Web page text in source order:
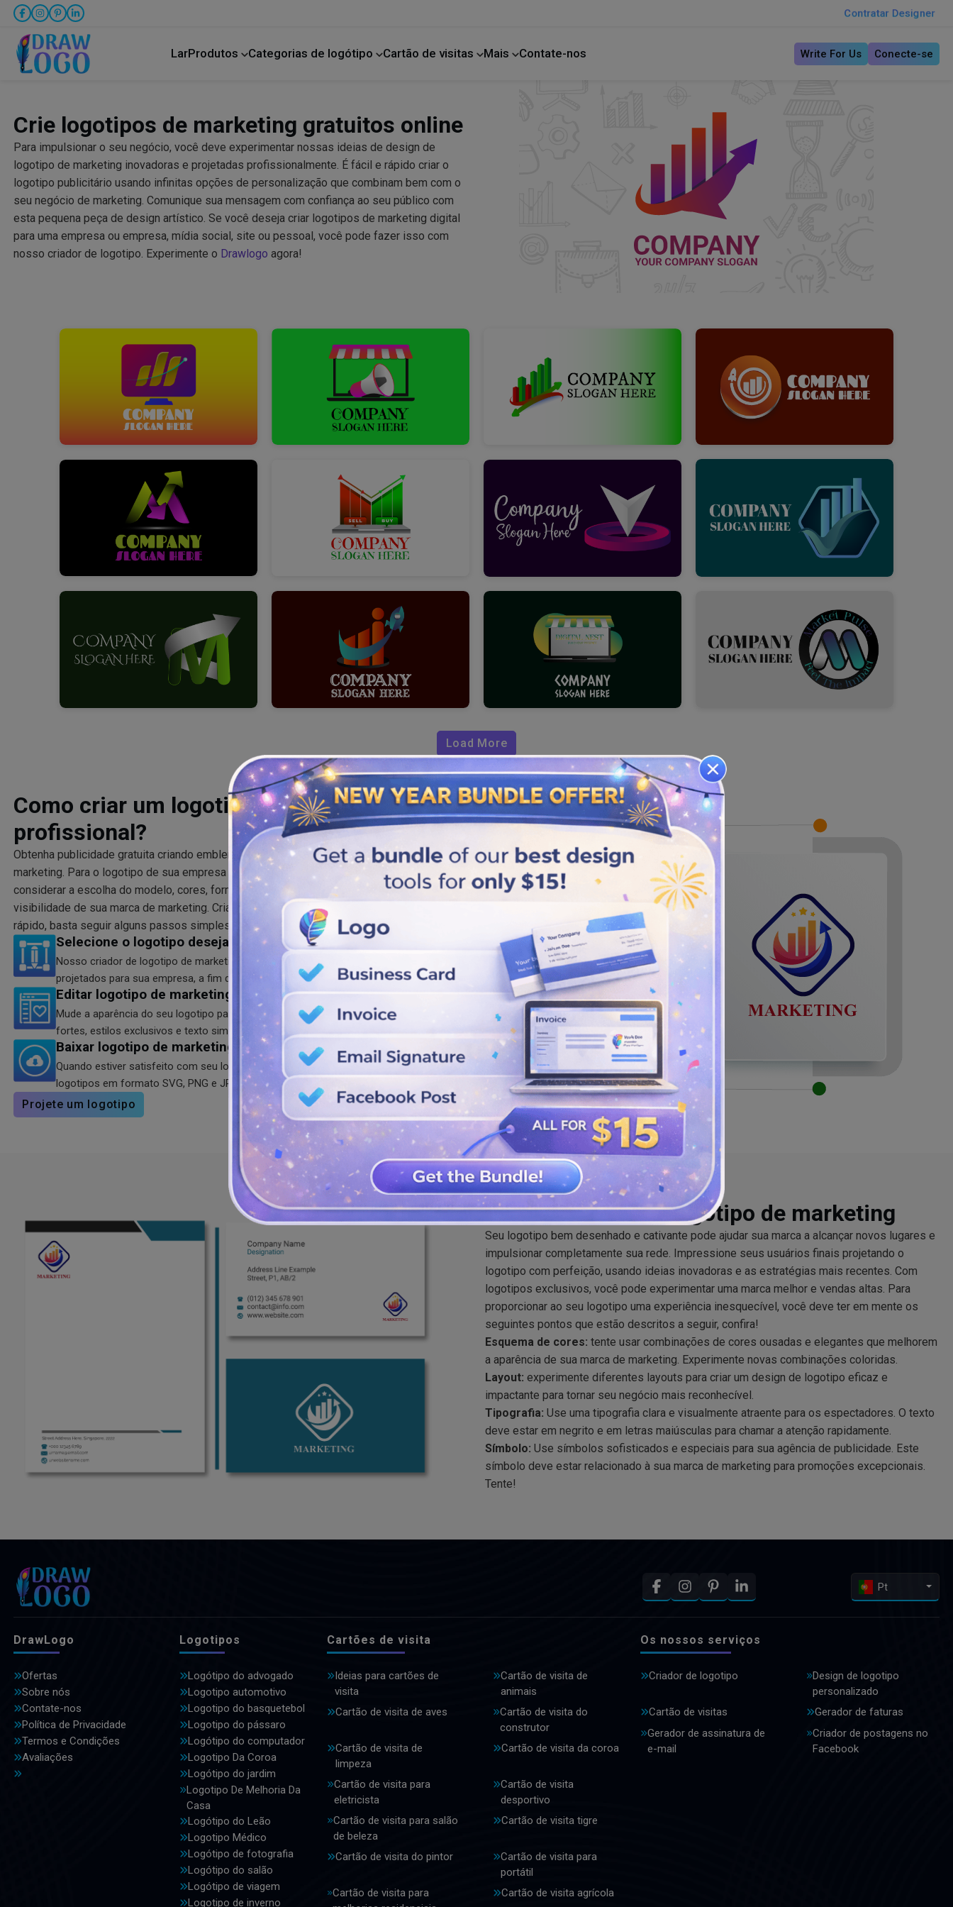
Contratar Designer
LarProdutos Categorias de logótipo Cartão de visitas Mais Contate-nos Write For Us Conecte-se
Crie logotipos de marketing gratuitos online
Para impulsionar o seu negócio, você deve experimentar nossas ideias de design de
logotipo de marketing inovadoras e projetadas profissionalmente. É fácil e rápido criar o
logotipo publicitário usando infinitas opções de personalização que combinam bem com o
seu negócio de marketing. Comunique sua mensagem com confiança ao seu público com
esta pequena peça de design artístico. Se você deseja criar logotipos de marketing digital
para uma empresa ou empresa, mídia social, site ou pessoal, você pode fazer isso com
nosso criador de logotipo. Experimente o Drawlogo agora!
Load More
Como criar um logotipo de marketing
profissional?
Obtenha publicidade gratuita criando emblemas com nosso criador de logotipode
marketing. Para o logotipo de sua empresa de marketing e publicidade, você deve
considerar a escolha do modelo, cores, formas, texto e ícones perfeitos para aumentar a
visibilidade de sua marca de marketing. Criar um logotipo com nossa ferramenta é fácil e
rápido, basta seguir alguns passos simples.
Selecione o logotipo desejado
Nosso criador de logotipo de marketing tem vários modelos de logotipo especialmente
projetados para sua empresa, a fim de melhorar seu reconhecimento.
Editar logotipo de marketing
Mude a aparência do seu logotipo para agência de marketing usando cores escuras e
fortes, estilos exclusivos e texto simples para a marca.
Baixar logotipo de marketing
Quando estiver satisfeito com seu logotipo Mktg, você poderá baixá-lo. Salve os
logotipos em formato SVG, PNG e JPG em nosso criador de logotipos.
Projete um logotipo
Melhor criador de logotipo de marketing
Seu logotipo bem desenhado e cativante pode ajudar sua marca a alcançar novos lugares e
impulsionar completamente sua rede. Impressione seus usuários finais projetando o
logotipo com perfeição, usando ideias inovadoras e as estratégias mais recentes. Com
logotipos exclusivos, você pode experimentar uma marca melhor e vendas altas. Para
proporcionar ao seu logotipo uma experiência inesquecível, você deve ter em mente os
seguintes pontos que estão descritos a seguir, confira!
Esquema de cores: tente usar combinações de cores ousadas e elegantes que melhorem
a aparência de sua marca de marketing. Experimente novas combinações coloridas.
Layout: experimente diferentes layouts para criar um design de logotipo eficaz e
impactante para tornar seu negócio mais reconhecível.
Tipografia: Use uma tipografia clara e visualmente atraente para os espectadores. O texto
deve estar em negrito e em letras maiúsculas para chamar a atenção rapidamente.
Símbolo: Use símbolos sofisticados e especiais para sua agência de publicidade. Este
símbolo deve estar relacionado à sua marca de marketing para promoções excepcionais.
Tente!
Pt
DrawLogo
Ofertas
Sobre nós
Contate-nos
Política de Privacidade
Termos e Condições
Avaliações
Logotipos
Logótipo do advogado
Logotipo automotivo
Logotipo do basquetebol
Logotipo do pássaro
Logótipo do computador
Logotipo Da Coroa
Logótipo do jardim
Logotipo De Melhoria Da
Casa
Logótipo do Leão
Logotipo Médico
Logótipo de fotografia
Logótipo do salão
Logótipo de viagem
Logotipo de inverno
Cartões de visita
Ideias para cartões de
visita
Cartão de visita de
animais
Cartão de visita de aves
Cartão de visita do
construtor
Cartão de visita de
limpeza
Cartão de visita da coroa
Cartão de visita para
eletricista
Cartão de visita
desportivo
Cartão de visita para salão
de beleza
Cartão de visita tigre
Cartão de visita do pintor
Cartão de visita para
portátil
Cartão de visita para
Cartão de visita agrícola
Os nossos serviços
Criador de logotipo
Design de logotipo
personalizado
Cartão de visitas
Gerador de faturas
Gerador de assinatura de
e-mail
Criador de postagens no
Facebook